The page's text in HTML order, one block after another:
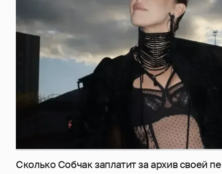
Сколько Собчак заплатит за архив своей